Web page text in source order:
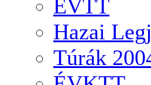
ÉVTT
Hazai
Túrák